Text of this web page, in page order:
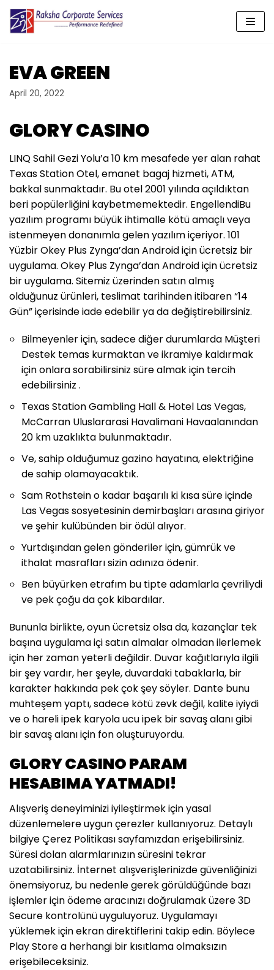
Skip
content
EVA GREEN
April 20, 2022
GLORY CASINO
LINQ Sahil Gezi Yolu’a 10 km mesafede yer alan rahat
Texas Station Otel, emanet bagaj hizmeti, ATM,
bakkal sunmaktadır. Bu otel 2001 yılında açıldıktan
beri popülerliğini kaybetmemektedir. EngellendiBu
yazılım programı büyük ihtimalle kötü amaçlı veya
istenmeyen donanımla gelen yazılım içeriyor. 101
Yüzbir Okey Plus Zynga’dan Android için ücretsiz bir
uygulama. Okey Plus Zynga’dan Android için ücretsiz
bir uygulama. Sitemiz üzerinden satın almış
olduğunuz ürünleri, teslimat tarihinden itibaren “14
Gün” içerisinde iade edebilir ya da değiştirebilirsiniz.
Bilmeyenler için, sadece diğer durumlarda Müşteri
Destek temas kurmaktan ve ikramiye kaldırmak
için onlara sorabilirsiniz süre almak için tercih
edebilirsiniz .
Texas Station Gambling Hall & Hotel Las Vegas,
McCarran Uluslararasi Havalimani Havaalanından
20 km uzaklıkta bulunmaktadır.
Ve, sahip olduğumuz gazino hayatına, elektriğine
de sahip olamayacaktık.
Sam Rothstein o kadar başarılı ki kısa süre içinde
Las Vegas sosyetesinin demirbaşları arasına giriyor
ve şehir kulübünden bir ödül alıyor.
Yurtdışından gelen gönderiler için, gümrük ve
ithalat masrafları sizin adınıza ödenir.
Ben büyürken etrafım bu tipte adamlarla çevriliydi
ve pek çoğu da çok kibardılar.
Bununla birlikte, oyun ücretsiz olsa da, kazançlar tek
başına uygulama içi satın almalar olmadan ilerlemek
için her zaman yeterli değildir. Duvar kağıtlarıyla ilgili
bir şey vardır, her şeyle, duvardaki tabaklarla, bir
karakter hakkında pek çok şey söyler. Dante bunu
muhteşem yaptı, sadece kötü zevk değil, kalite iyiydi
ve o hareli ipek karyola ucu ipek bir savaş alanı gibi
bir savaş alanı için fon oluşturuyordu.
GLORY CASINO PARAM
HESABIMA YATMADI!
Alışveriş deneyiminizi iyileştirmek için yasal
düzenlemelere uygun çerezler kullanıyoruz. Detaylı
bilgiye Çerez Politikası sayfamızdan erişebilirsiniz.
Süresi dolan alarmlarınızın süresini tekrar
uzatabilirsiniz. İnternet alışverişlerinizde güvenliğinizi
önemsiyoruz, bu nedenle gerek görüldüğünde bazı
işlemler için ödeme aracınızı doğrulamak üzere 3D
Secure kontrolünü uyguluyoruz. Uygulamayı
yüklemek için ekran direktiflerini takip edin. Böylece
Play Store a herhangi bir kısıtlama olmaksızın
erişebileceksiniz.